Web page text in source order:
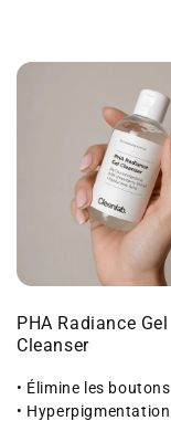
PHA Radiance Gel
Cleanser
• Élimine les boutons
• Hyperpigmentation